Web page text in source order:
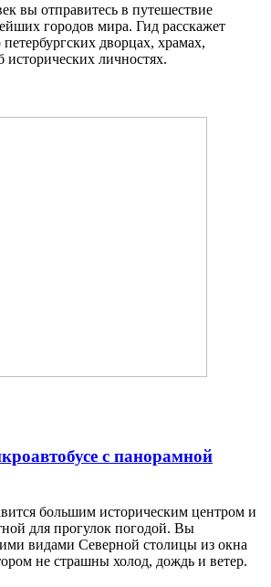
вы отправитесь в путешествие
городов мира. Гид расскажет
дворцах, храмах,
исторических личностях.
с панорамной
большим историческим центром и
для прогулок погодой. Вы
видами Северной столицы из окна
не страшны холод, дождь и ветер.